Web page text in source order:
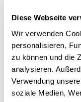
Diese Webseite
Wir verwenden
personalisieren,
zu können und die
analysieren.
Verwendung
soziale Medien,
Dieses Produkt ist
mit einem Klick auf